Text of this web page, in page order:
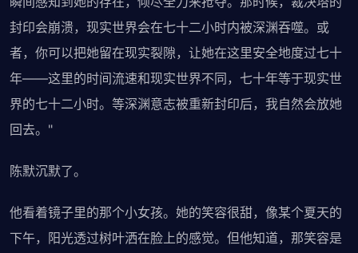
封印会崩溃，现实世界会在七十二小时内被深渊吞噬。或
者，你可以把她留在现实裂隙，让她在这里安全地度过七十
年——这里的时间流速和现实世界不同，七十年等于现实世
界的七十二小时。等深渊意志被重新封印后，我自然会放她
回去。"
陈默沉默了。
他看着镜子里的那个小女孩。她的笑容很甜，像某个夏天的
下午，阳光透过树叶洒在脸上的感觉。但他知道，那笑容是